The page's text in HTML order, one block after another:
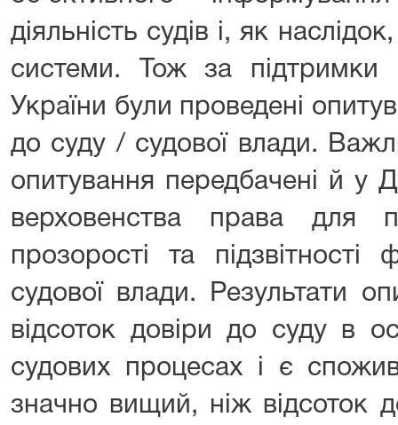
діяльність судів і, як
системи. Тож за
України були проведені
до суду / судової влади.
опитування передбачені й у
верховенства права для
прозорості та підзвітності
судової влади. Результати
відсоток довіри до суду в
судових процесах і є
значно вищий, ніж відсоток